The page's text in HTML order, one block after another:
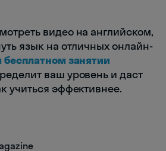
видео на английском,
язык на отличных онлайн-
бесплатном занятии
ваш уровень и даст
учиться эффективнее.